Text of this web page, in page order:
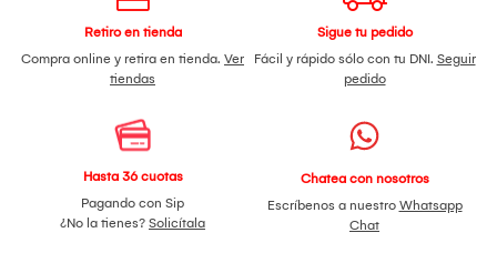
Retiro en tienda
Compra online y retira en tienda. Ver
tiendas
Sigue tu pedido
Fácil y rápido sólo con tu DNI. Seguir
pedido
Hasta 36 cuotas
Pagando con Sip
¿No la tienes? Solicítala
Chatea con nosotros
Escríbenos a nuestro Whatsapp
Chat